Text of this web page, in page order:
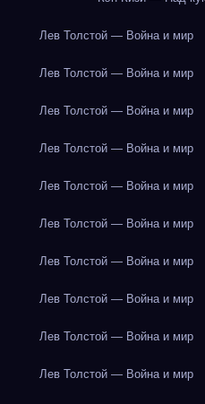
Лев Толстой — Война и мир
Лев Толстой — Война и мир
Лев Толстой — Война и мир
Лев Толстой — Война и мир
Лев Толстой — Война и мир
Лев Толстой — Война и мир
Лев Толстой — Война и мир
Лев Толстой — Война и мир
Лев Толстой — Война и мир
Лев Толстой — Война и мир